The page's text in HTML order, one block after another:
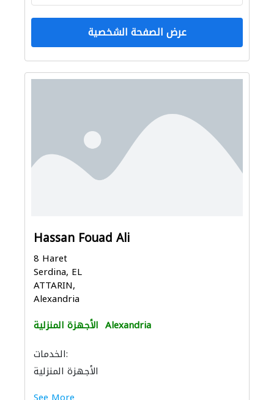
عرض الصفحة الشخصية
Hassan Fouad Ali
8 Haret
Serdina, EL
ATTARIN,
Alexandria
الأجهزة المنزلية Alexandria
الخدمات:
الأجهزة المنزلية